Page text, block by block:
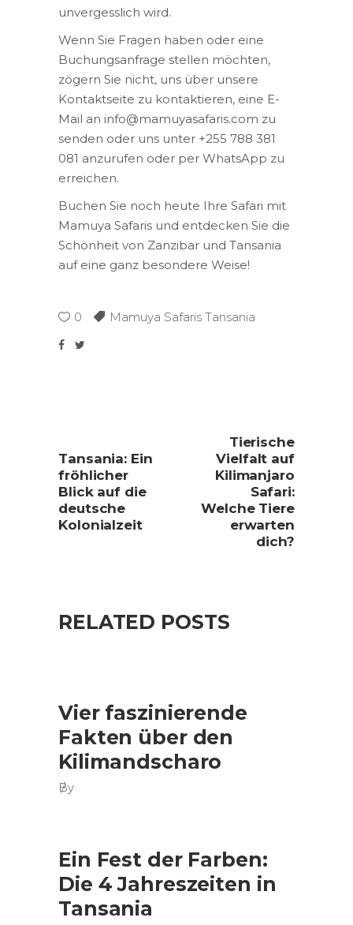
unvergesslich wird.
Wenn Sie Fragen haben oder eine
Buchungsanfrage stellen möchten,
zögern Sie nicht, uns über unsere
Kontaktseite zu kontaktieren, eine E-
Mail an info@mamuyasafaris.com zu
senden oder uns unter +255 788 381
081 anzurufen oder per WhatsApp zu
erreichen.
Buchen Sie noch heute Ihre Safari mit
Mamuya Safaris und entdecken Sie die
Schönheit von Zanzibar und Tansania
auf eine ganz besondere Weise!
0 Mamuya Safaris Tansania
Tansania: Ein
fröhlicher
Blick auf die
deutsche
Kolonialzeit
Tierische
Vielfalt auf
Kilimanjaro
Safari:
Welche Tiere
erwarten
dich?
RELATED POSTS
Vier faszinierende
Fakten über den
Kilimandscharo
By
Ein Fest der Farben:
Die 4 Jahreszeiten in
Tansania